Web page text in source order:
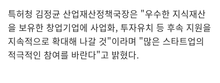
특허청 김정균 산업재산정책국장은 "우수한 지식재산
을 보유한 창업기업에 사업화, 투자유치 등 후속 지원을
지속적으로 확대해 나갈 것"이라며 "많은 스타트업의
적극적인 참여를 바란다"고 밝혔다.